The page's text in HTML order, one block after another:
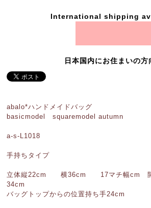
International shipping
日本国内にお住まいの方
abalo*ハンドメイドバッグ
basicmodel squaremodel autumn
a-s-L1018
手持ちタイプ
立体縦22cm 横36cm 17マチ幅cm
34cm
バッグトップからの位置持ち手24cm